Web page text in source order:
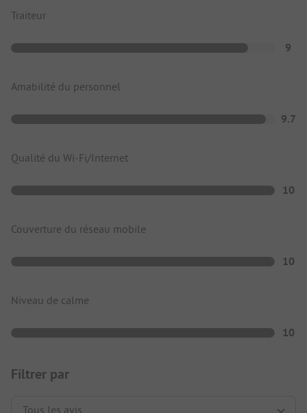
Traiteur
9
Amabilité du personnel
9.7
Qualité du Wi-Fi/Internet
10
Couverture du réseau mobile
10
Niveau de calme
10
Filtrer par